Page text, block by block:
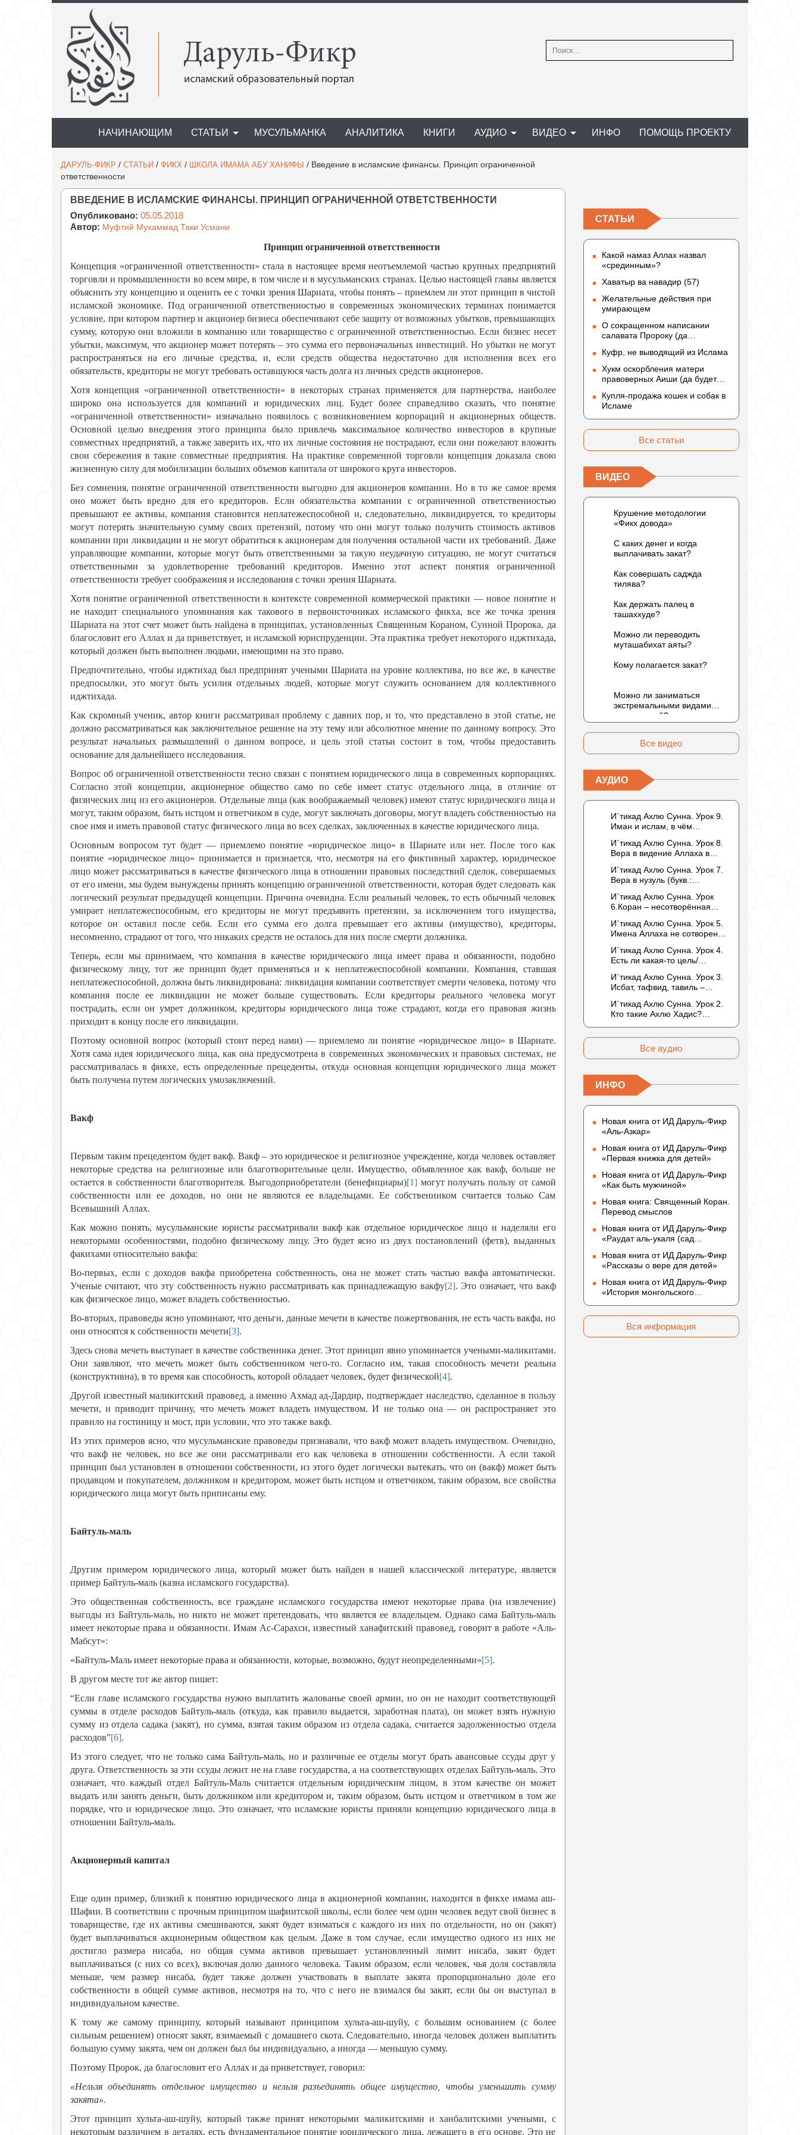
Найти:
НАЧИНАЮЩИМ СТАТЬИ МУСУЛЬМАНКА АНАЛИТИКА КНИГИ АУДИО ВИДЕО ИНФО ПОМОЩЬ ПРОЕКТУ
ДАРУЛЬ-ФИКР / СТАТЬИ / ФИКХ / ШКОЛА ИМАМА АБУ ХАНИФЫ / Введение в исламские финансы. Принцип ограниченной
ответственности
ВВЕДЕНИЕ В ИСЛАМСКИЕ ФИНАНСЫ. ПРИНЦИП ОГРАНИЧЕННОЙ ОТВЕТСТВЕННОСТИ
Опубликовано: 05.05.2018
Автор: Муфтий Мухаммад Таки Усмани
Принцип ограниченной ответственности
Концепция «ограниченной ответственности» стала в настоящее время неотъемлемой частью крупных предприятий
торговли и промышленности во всем мире, в том числе и в мусульманских странах. Целью настоящей главы является
объяснить эту концепцию и оценить ее с точки зрения Шариата, чтобы понять – приемлем ли этот принцип в чистой
исламской экономике. Под ограниченной ответственностью в современных экономических терминах понимается
условие, при котором партнер и акционер бизнеса обеспечивают себе защиту от возможных убытков, превышающих
сумму, которую они вложили в компанию или товарищество с ограниченной ответственностью. Если бизнес несет
убытки, максимум, что акционер может потерять – это сумма его первоначальных инвестиций. Но убытки не могут
распространяться на его личные средства, и, если средств общества недостаточно для исполнения всех его
обязательств, кредиторы не могут требовать оставшуюся часть долга из личных средств акционеров.
Хотя концепция «ограниченной ответственности» в некоторых странах применяется для партнерства, наиболее
широко она используется для компаний и юридических лиц. Будет более справедливо сказать, что понятие
«ограниченной ответственности» изначально появилось с возникновением корпораций и акционерных обществ.
Основной целью внедрения этого принципа было привлечь максимальное количество инвесторов в крупные
совместных предприятий, а также заверить их, что их личные состояния не пострадают, если они пожелают вложить
свои сбережения в такие совместные предприятия. На практике современной торговли концепция доказала свою
жизненную силу для мобилизации больших объемов капитала от широкого круга инвесторов.
Без сомнения, понятие ограниченной ответственности выгодно для акционеров компании. Но в то же самое время
оно может быть вредно для его кредиторов. Если обязательства компании с ограниченной ответственностью
превышают ее активы, компания становится неплатежеспособной и, следовательно, ликвидируется, то кредиторы
могут потерять значительную сумму своих претензий, потому что они могут только получить стоимость активов
компании при ликвидации и не могут обратиться к акционерам для получения остальной части их требований. Даже
управляющие компании, которые могут быть ответственными за такую неудачную ситуацию, не могут считаться
ответственными за удовлетворение требований кредиторов. Именно этот аспект понятия ограниченной
ответственности требует соображения и исследования с точки зрения Шариата.
Хотя понятие ограниченной ответственности в контексте современной коммерческой практики — новое понятие и
не находит специального упоминания как такового в первоисточниках исламского фикха, все же точка зрения
Шариата на этот счет может быть найдена в принципах, установленных Священным Кораном, Сунной Пророка, да
благословит его Аллах и да приветствует, и исламской юриспруденции. Эта практика требует некоторого иджтихада,
который должен быть выполнен людьми, имеющими на это право.
Предпочтительно, чтобы иджтихад был предпринят учеными Шариата на уровне коллектива, но все же, в качестве
предпосылки, это могут быть усилия отдельных людей, которые могут служить основанием для коллективного
иджтихада.
Как скромный ученик, автор книги рассматривал проблему с давних пор, и то, что представлено в этой статье, не
должно рассматриваться как заключительное решение на эту тему или абсолютное мнение по данному вопросу. Это
результат начальных размышлений о данном вопросе, и цель этой статьи состоит в том, чтобы предоставить
основание для дальнейшего исследования.
Вопрос об ограниченной ответственности тесно связан с понятием юридического лица в современных корпорациях.
Согласно этой концепции, акционерное общество само по себе имеет статус отдельного лица, в отличие от
физических лиц из его акционеров. Отдельные лица (как воображаемый человек) имеют статус юридического лица и
могут, таким образом, быть истцом и ответчиком в суде, могут заключать договоры, могут владеть собственностью на
свое имя и иметь правовой статус физического лица во всех сделках, заключенных в качестве юридического лица.
Основным вопросом тут будет — приемлемо понятие «юридическое лицо» в Шариате или нет. После того как
понятие «юридическое лицо» принимается и признается, что, несмотря на его фиктивный характер, юридическое
лицо может рассматриваться в качестве физического лица в отношении правовых последствий сделок, совершаемых
от его имени, мы будем вынуждены принять концепцию ограниченной ответственности, которая будет следовать как
логический результат предыдущей концепции. Причина очевидна. Если реальный человек, то есть обычный человек
умирает неплатежеспособным, его кредиторы не могут предъявить претензии, за исключением того имущества,
которое он оставил после себя. Если его сумма его долга превышает его активы (имущество), кредиторы,
несомненно, страдают от того, что никаких средств не осталось для них после смерти должника.
Теперь, если мы принимаем, что компания в качестве юридического лица имеет права и обязанности, подобно
физическому лицу, тот же принцип будет применяться и к неплатежеспособной компании. Компания, ставшая
неплатежеспособной, должна быть ликвидирована: ликвидация компании соответствует смерти человека, потому что
компания после ее ликвидации не может больше существовать. Если кредиторы реального человека могут
пострадать, если он умрет должником, кредиторы юридического лица тоже страдают, когда его правовая жизнь
приходит к концу после его ликвидации.
Поэтому основной вопрос (который стоит перед нами) — приемлемо ли понятие «юридическое лицо» в Шариате.
Хотя сама идея юридического лица, как она предусмотрена в современных экономических и правовых системах, не
рассматривалась в фикхе, есть определенные прецеденты, откуда основная концепция юридического лица может
быть получена путем логических умозаключений.
Вакф
Первым таким прецедентом будет вакф. Вакф – это юридическое и религиозное учреждение, когда человек оставляет
некоторые средства на религиозные или благотворительные цели. Имущество, объявленное как вакф, больше не
остается в собственности благотворителя. Выгодоприобретатели (бенефициары)[1]могут получать пользу от самой
собственности или ее доходов, но они не являются ее владельцами. Ее собственником считается только Сам
Всевышний Аллах.
Как можно понять, мусульманские юристы рассматривали вакф как отдельное юридическое лицо и наделяли его
некоторыми особенностями, подобно физическому лицу. Это будет ясно из двух постановлений (фетв), выданных
факихами относительно вакфа:
Во-первых, если с доходов вакфа приобретена собственность, она не может стать частью вакфа автоматически.
Ученые считают, что эту собственность нужно рассматривать как принадлежащую вакфу[2]. Это означает, что вакф
как физическое лицо, может владеть собственностью.
Во-вторых, правоведы ясно упоминают, что деньги, данные мечети в качестве пожертвования, не есть часть вакфа, но
они относятся к собственности мечети[3].
Здесь снова мечеть выступает в качестве собственника денег. Этот принцип явно упоминается учеными-маликитами.
Они заявляют, что мечеть может быть собственником чего-то. Согласно им, такая способность мечети реальна
(конструктивна), в то время как способность, которой обладает человек, будет физической[4].
Другой известный маликитский правовед, а именно Ахмад ад-Дардир, подтверждает наследство, сделанное в пользу
мечети, и приводит причину, что мечеть может владеть имуществом. И не только она — он распространяет это
правило на гостиницу и мост, при условии, что это также вакф.
Из этих примеров ясно, что мусульманские правоведы признавали, что вакф может владеть имуществом. Очевидно,
что вакф не человек, но все же они рассматривали его как человека в отношении собственности. А если такой
принцип был установлен в отношении собственности, из этого будет логически вытекать, что он (вакф) может быть
продавцом и покупателем, должником и кредитором, может быть истцом и ответчиком, таким образом, все свойства
юридического лица могут быть приписаны ему.
Байтуль-маль
Другим примером юридического лица, который может быть найден в нашей классической литературе, является
пример Байтуль-маль (казна исламского государства).
Это общественная собственность, все граждане исламского государства имеют некоторые права (на извлечение)
выгоды из Байтуль-маль, но никто не может претендовать, что является ее владельцем. Однако сама Байтуль-маль
имеет некоторые права и обязанности. Имам Ас-Сарахси, известный ханафитский правовед, говорит в работе «Аль-
Мабсут»:
«Байтуль-Маль имеет некоторые права и обязанности, которые, возможно, будут неопределенными»[5].
В другом месте тот же автор пишет:
“Если главе исламского государства нужно выплатить жалованье своей армии, но он не находит соответствующей
суммы в отделе расходов Байтуль-маль (откуда, как правило выдается, заработная плата), он может взять нужную
сумму из отдела садака (закят), но сумма, взятая таким образом из отдела садака, считается задолженностью отдела
расходов”[6].
Из этого следует, что не только сама Байтуль-маль, но и различные ее отделы могут брать авансовые ссуды друг у
друга. Ответственность за эти ссуды лежит не на главе государства, а на соответствующих отделах Байтуль-маль. Это
означает, что каждый отдел Байтуль-Маль считается отдельным юридическим лицом, в этом качестве он может
выдать или занять деньги, быть должником или кредитором и, таким образом, быть истцом и ответчиком в том же
порядке, что и юридическое лицо. Это означает, что исламские юристы приняли концепцию юридического лица в
отношении Байтуль-маль.
Акционерный капитал
Еще один пример, близкий к понятию юридического лица в акционерной компании, находится в фикхе имама аш-
Шафии. В соответствии с прочным принципом шафиитской школы, если более чем один человек ведут свой бизнес в
товариществе, где их активы смешиваются, закят будет взиматься с каждого из них по отдельности, но он (закят)
будет выплачиваться акционерным обществом как целым. Даже в том случае, если имущество одного из них не
достигло размера нисаба, но общая сумма активов превышает установленный лимит нисаба, закят будет
выплачиваться (с них со всех), включая долю данного человека. Таким образом, если человек, чья доля составляла
меньше, чем размер нисаба, будет также должен участвовать в выплате закята пропорционально доле его
собственности в общей сумме активов, несмотря на то, что с него не взимался бы закят, если бы он выступал в
индивидуальном качестве.
К тому же самому принципу, который называют принципом хульта-аш-шуйу, с большим основанием (с более
сильным решением) относят закят, взимаемый с домашнего скота. Следовательно, иногда человек должен выплатить
большую сумму закята, чем он должен был бы индивидуально, а иногда — меньшую сумму.
Поэтому Пророк, да благословит его Аллах и да приветствует, говорил:
«Нельзя объединять отдельное имущество и нельзя разъединять общее имущество, чтобы уменьшить сумму
закята».
Этот принцип хульта-аш-шуйу, который также принят некоторыми маликитскими и ханбалитскими учеными, с
некоторым различием в деталях, есть фундаментальное понятие юридического лица, лежащего в его основе. Это не
СТАТЬИ
Какой намаз Аллах назвал
«срединным»?
Хаватыр ва навадир (57)
Желательные действия при
умирающем
О сокращенном написании
салавата Пророку (да
приветствует)
Куфр, не выводящий из Ислама
Хукм оскорбления матери
правоверных Аиши (да будет
Купля-продажа кошек и собак в
Исламе
Все статьи
ВИДЕО
Крушение методологии
«Фикх довода»
С каких денег и когда
выплачивать закат?
Как совершать саджда
тилява?
Как держать палец в
ташаххуде?
Можно ли переводить
муташабихат аяты?
Кому полагается закат?
Можно ли заниматься
экстремальными видами
развлечений?
Все видео
АУДИО
И`тикад Ахлю Сунна. Урок 9.
Иман и ислам, в чём
то обитателем Рая или Ада?
И`тикад Ахлю Сунна. Урок 8.
Вера в видение Аллаха в
Отрицание телесности Абу
Бакром аль-Исмаили.
Отрицание телесности в
книге Усмана ибн Саида ад-
Дарими. Иман – это слова,
дела и познание
И`тикад Ахлю Сунна. Урок 7.
Вера в нузуль (букв.:
Усмана ибн Саида ад-Дарими
о нузуле. Считал ли ад-
Дарими, что Аллах
описывается физическим
И`тикад Ахлю Сунна. Урок
6.Коран – несотворённая
Корана сотворено?
Предопределение судьбы
И`тикад Ахлю Сунна. Урок 5.
Имена Аллаха не сотворены.
сифатов. Описание Аллаха
сифатом «вадж» (букв.: лик)
И`тикад Ахлю Сунна. Урок 4.
Есть ли какая-то цель/
Всевышнего? Можно ли
отрицать в отношении Аллаха
недостатки, отрицание
которых не пришло в Коране
и Сунне? Концепция ибн
И`тикад Ахлю Сунна. Урок 3.
Исбат, тафвид, тавиль –
муташабихат. Можно ли
переводить сифаты аль-
хабария на русский язык? Что
означает утверждение
сифата «биля кейфа» (без
образа)?
И`тикад Ахлю Сунна. Урок 2.
Кто такие Ахлю Хадис?
Атрибутов Всевышнего
Все аудио
ИНФО
Новая книга от ИД Даруль-Фикр
«Аль-Азкар»
Новая книга от ИД Даруль-Фикр
«Первая книжка для детей»
Новая книга от ИД Даруль-Фикр
«Как быть мужчиной»
Новая книга: Священный Коран.
Перевод смыслов
Новая книга от ИД Даруль-Фикр
«Раудат аль-укаля (cад
благородных)»
Новая книга от ИД Даруль-Фикр
«Рассказы о вере для детей»
Новая книга от ИД Даруль-Фикр
«История монгольского
Вся информация